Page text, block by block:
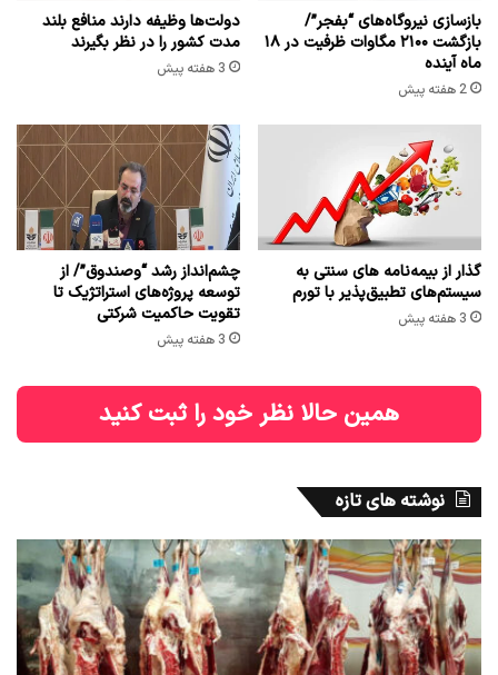
بازسازی نیروگاه‌های “بفجر”/
بازگشت ۲۱۰۰ مگاوات ظرفیت در ۱۸
ماه آینده
2 هفته پیش
دولت‌ها وظیفه دارند منافع بلند
مدت کشور را در نظر بگیرند
3 هفته پیش
گذار از بیمه‌نامه های سنتی به
سیستم‌های تطبیق‌پذیر با تورم
3 هفته پیش
چشم‌انداز رشد “وصندوق”/ از
توسعه پروژه‌های استراتژیک تا
تقویت حاکمیت شرکتی
3 هفته پیش
همین حالا نظر خود را ثبت کنید
نوشته های تازه